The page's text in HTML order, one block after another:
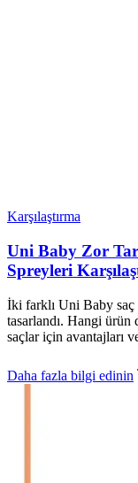
Karşılaştırma
Uni Baby Zor
Spreyleri
İki farklı Uni Baby saç
tasarlandı. Hangi ürün
saçlar için avantajları
Daha fazla bilgi edinin